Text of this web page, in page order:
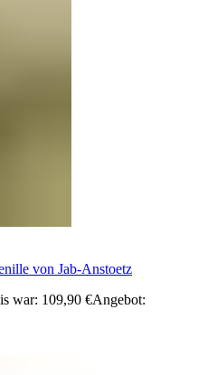
von Jab-Anstoetz
war: 109,90 €Angebot: